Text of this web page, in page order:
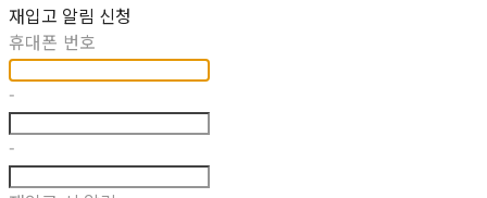
재입고 알림 신청
휴대폰 번호
-
-